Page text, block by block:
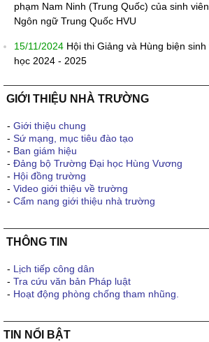
phạm Nam Ninh (Trung Quốc) của sinh
Ngôn ngữ Trung Quốc HVU
15/11/2024 Hội thi Giảng và Hùng biện
học 2024 - 2025
GIỚI THIỆU NHÀ TRƯỜNG
- Giới thiệu chung
- Sứ mạng, mục tiêu đào tạo
- Ban giám hiệu
- Đảng bộ Trường Đại học Hùng Vương
- Hội đồng trường
- Video giới thiệu về trường
- Cẩm nang giới thiệu nhà trường
THÔNG TIN
- Lịch tiếp công dân
- Tra cứu văn bản Pháp luật
- Hoạt động phòng chống tham nhũng.
TIN NỔI BẬT